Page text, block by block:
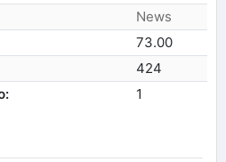
News
73.00
424
1